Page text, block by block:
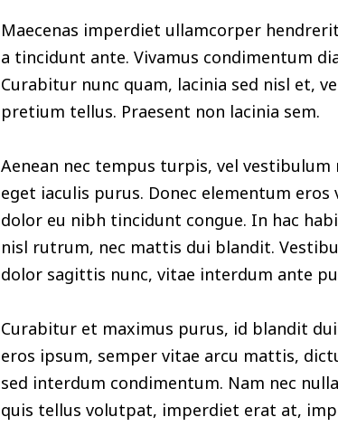
Maecenas imperdiet ullamcorper
a tincidunt ante. Vivamus condimentum
Curabitur nunc quam, lacinia sed nisl et,
pretium tellus. Praesent non lacinia sem.
Aenean nec tempus turpis, vel
eget iaculis purus. Donec elementum
dolor eu nibh tincidunt congue. In hac
nisl rutrum, nec mattis dui blandit.
dolor sagittis nunc, vitae interdum ante
Curabitur et maximus purus, id blandit
eros ipsum, semper vitae arcu mattis,
sed interdum condimentum. Nam nec
quis tellus volutpat, imperdiet erat at,